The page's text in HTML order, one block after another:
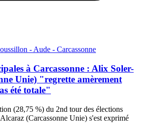
- Aude - Carcassonne
à Carcassonne : Alix Soler-
Unie) "regrette amèrement
été totale"
(28,75 %) du 2nd tour des élections
(Carcassonne Unie) s'est exprimé